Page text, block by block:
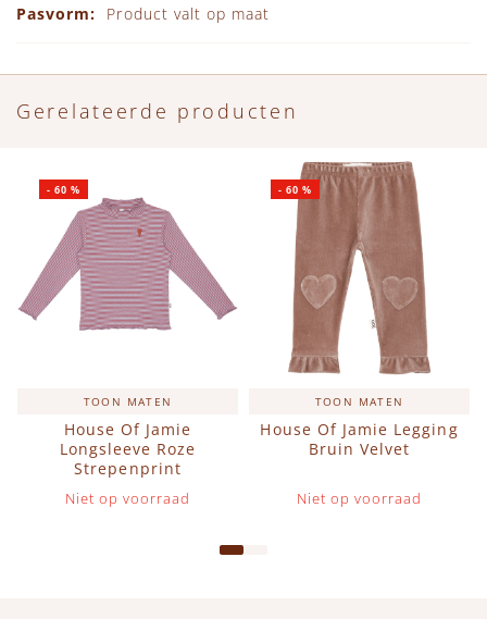
Product valt op maat
Gerelateerde producten
TOON MATEN
House Of Jamie
Longsleeve Roze
Strepenprint
Niet op voorraad
-60 %
TOON MATEN
House Of Jamie Legging
Bruin Velvet
Niet op voorraad
-60 %